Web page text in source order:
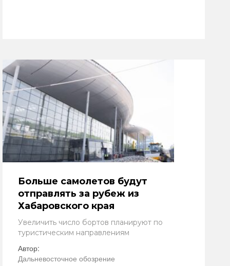
Больше самолетов будут
отправлять за рубеж из
Хабаровского края
Увеличить число бортов планируют по
туристическим направлениям
Автор:
Дальневосточное обозрение